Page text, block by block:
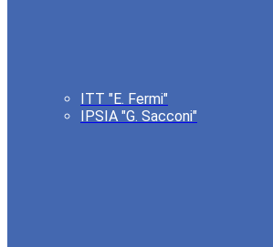
ITT "E. Fermi"
IPSIA "G. Sacconi"